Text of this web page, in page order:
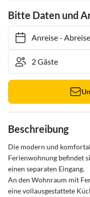
Bitte Daten und
Anreise- Abreise
Beschreibung
Die modern und
Ferienwohnung befindet
einen separaten Eingang.
An den Wohnraum mit
eine vollausgestattete